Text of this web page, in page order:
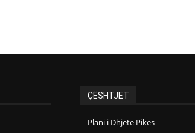
ÇËSHTJET
Plani i Dhjetë Pikës